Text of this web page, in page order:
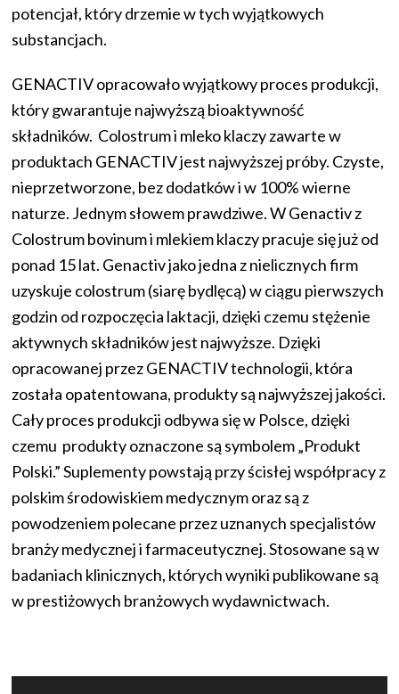
potencjał, który drzemie w tych wyjątkowych
substancjach.
GENACTIV opracowało wyjątkowy proces produkcji,
który gwarantuje najwyższą bioaktywność
składników. Colostrum i mleko klaczy zawarte w
produktach GENACTIV jest najwyższej próby. Czyste,
nieprzetworzone, bez dodatków i w 100% wierne
naturze. Jednym słowem prawdziwe. W Genactiv z
Colostrum bovinum i mlekiem klaczy pracuje się już od
ponad 15 lat. Genactiv jako jedna z nielicznych firm
uzyskuje colostrum (siarę bydlęcą) w ciągu pierwszych
godzin od rozpoczęcia laktacji, dzięki czemu stężenie
aktywnych składników jest najwyższe. Dzięki
opracowanej przez GENACTIV technologii, która
została opatentowana, produkty są najwyższej jakości.
Cały proces produkcji odbywa się w Polsce, dzięki
czemu produkty oznaczone są symbolem „Produkt
Polski.” Suplementy powstają przy ścisłej współpracy z
polskim środowiskiem medycznym oraz są z
powodzeniem polecane przez uznanych specjalistów
branży medycznej i farmaceutycznej. Stosowane są w
badaniach klinicznych, których wyniki publikowane są
w prestiżowych branżowych wydawnictwach.